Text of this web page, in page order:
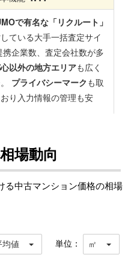
場動向
る中古マンション価格の相場
均値 単位： ㎡